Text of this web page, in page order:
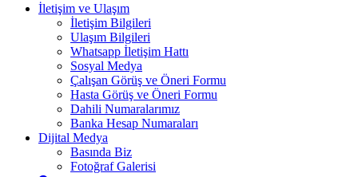
İletişim ve Ulaşım
İletişim Bilgileri
Ulaşım Bilgileri
Whatsapp İletişim Hattı
Sosyal Medya
Çalışan Görüş ve Öneri Formu
Hasta Görüş ve Öneri Formu
Dahili Numaralarımız
Banka Hesap Numaraları
Dijital Medya
Basında Biz
Fotoğraf Galerisi